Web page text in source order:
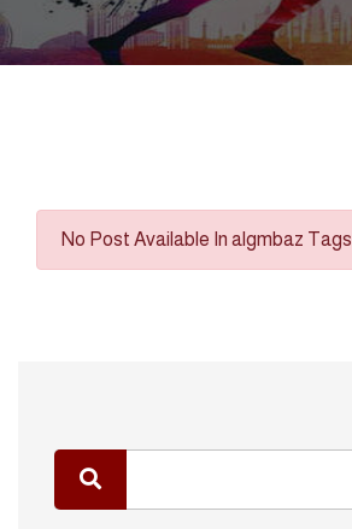
No Post Available In algmbaz Tags